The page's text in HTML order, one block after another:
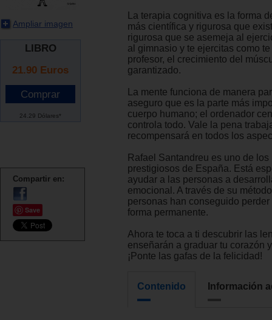
Ampliar imagen
LIBRO
21.90 Euros
24.29 Dólares*
Compartir en:
Save
La terapia cognitiva es la forma
más científica y rigurosa que
rigurosa que se asemeja al
al gimnasio y te ejercitas como
profesor, el crecimiento del
garantizado.
La mente funciona de manera
aseguro que es la parte más
cuerpo humano; el ordenador
controla todo. Vale la pena
recompensará en todos los
Rafael Santandreu es uno de
prestigiosos de España. Está
ayudar a las personas a
emocional. A través de su
personas han conseguido
forma permanente.
Ahora te toca a ti descubrir las
enseñarán a graduar tu corazón
¡Ponte las gafas de la felicidad!
Contenido Información